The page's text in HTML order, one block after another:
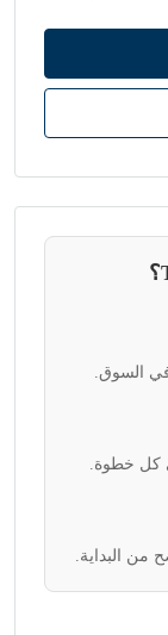
السوق.
كل خطوة.
البداية.